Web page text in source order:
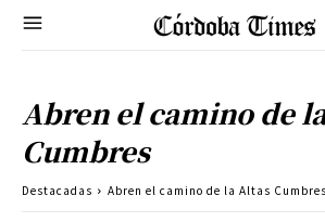
Abren el camino de
Cumbres
Destacadas Abren el camino de la Altas Cumbres